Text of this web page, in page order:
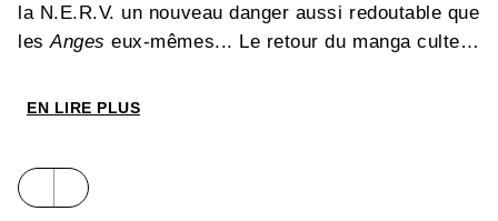
la N.E.R.V. un nouveau danger aussi redoutable que
lesAnges eux-mêmes... Le retour du manga culte
EN LIRE PLUS